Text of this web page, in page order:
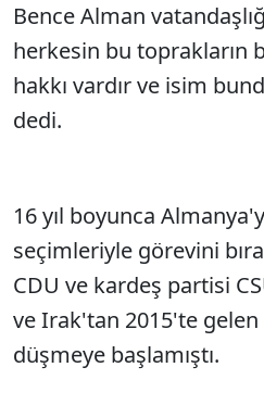
Bence Alman
herkesin bu toprakların
hakkı vardır ve isim
dedi.
16 yıl boyunca
seçimleriyle görevini
CDU ve kardeş partisi
ve Irak'tan 2015'te
düşmeye başlamıştı.